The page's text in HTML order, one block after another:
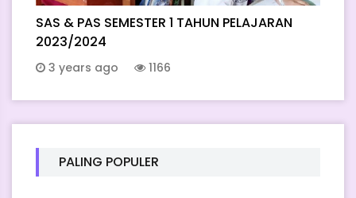
SAS & PAS SEMESTER 1 TAHUN PELAJARAN
2023/2024
3 years ago 1166
PALING POPULER